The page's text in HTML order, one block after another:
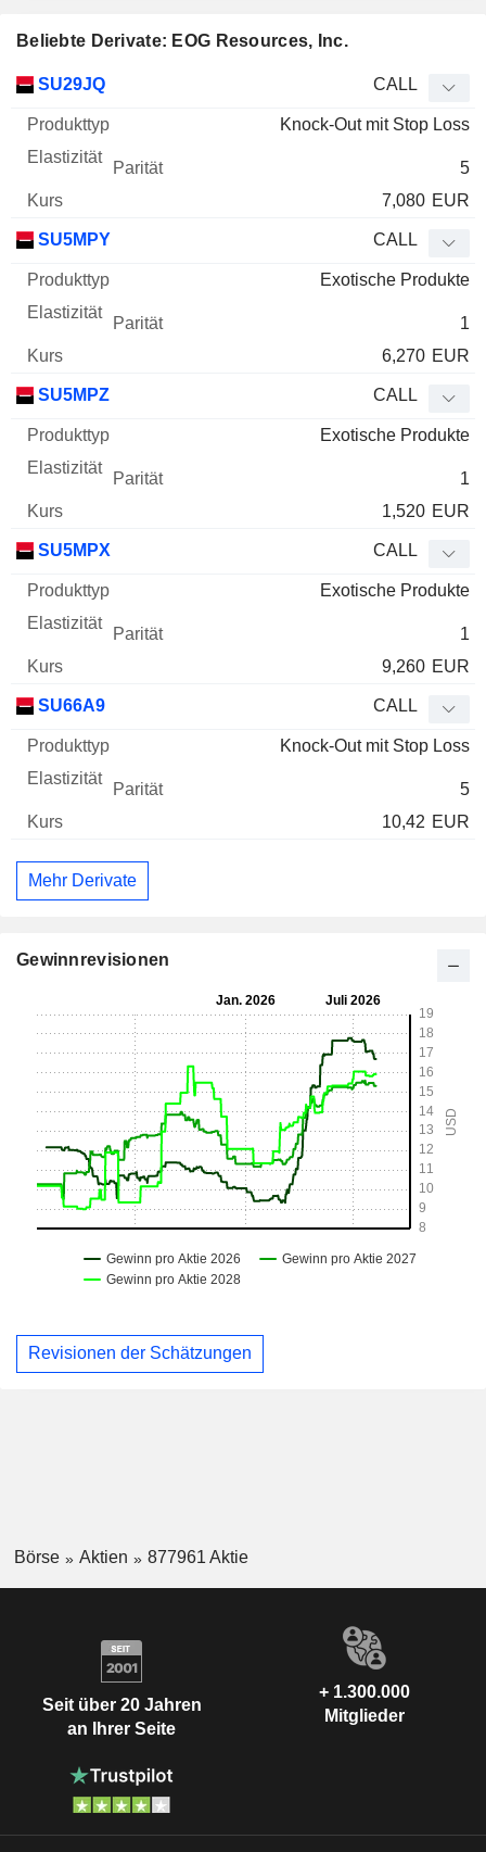
Beliebte Derivate: EOG Resources, Inc.
WKN Typ Kurs
SU29JQ CALL
Knock-Out mit Stop Loss
5
7,080 EUR
SU5MPY CALL
Exotische Produkte
1
6,270 EUR
SU5MPZ CALL
Exotische Produkte
1
1,520 EUR
SU5MPX CALL
Exotische Produkte
1
9,260 EUR
SU66A9 CALL
Knock-Out mit Stop Loss
5
10,42 EUR
Mehr Derivate
Gewinnrevisionen
Revisionen der Schätzungen
Börse Aktien 877961 Aktie
Seit über 20 Jahren
an Ihrer Seite
+ 1.300.000
Mitglieder